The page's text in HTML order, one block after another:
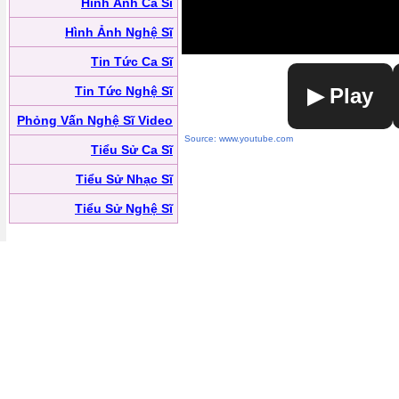
Hình Ảnh Nghệ Sĩ
Tin Tức Ca Sĩ
Tin Tức Nghệ Sĩ
Phỏng Vấn Nghệ Sĩ Video
Tiểu Sử Ca Sĩ
Tiểu Sử Nhạc Sĩ
Tiểu Sử Nghệ Sĩ
▶ Play
Source: www.youtube.com